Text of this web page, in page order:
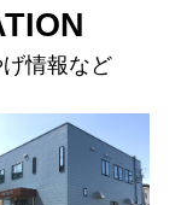
情報など